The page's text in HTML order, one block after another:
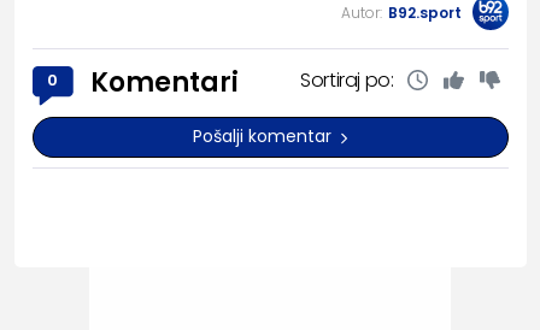
Autor: B92.sport
0 Komentari Sortiraj po:
Pošalji komentar